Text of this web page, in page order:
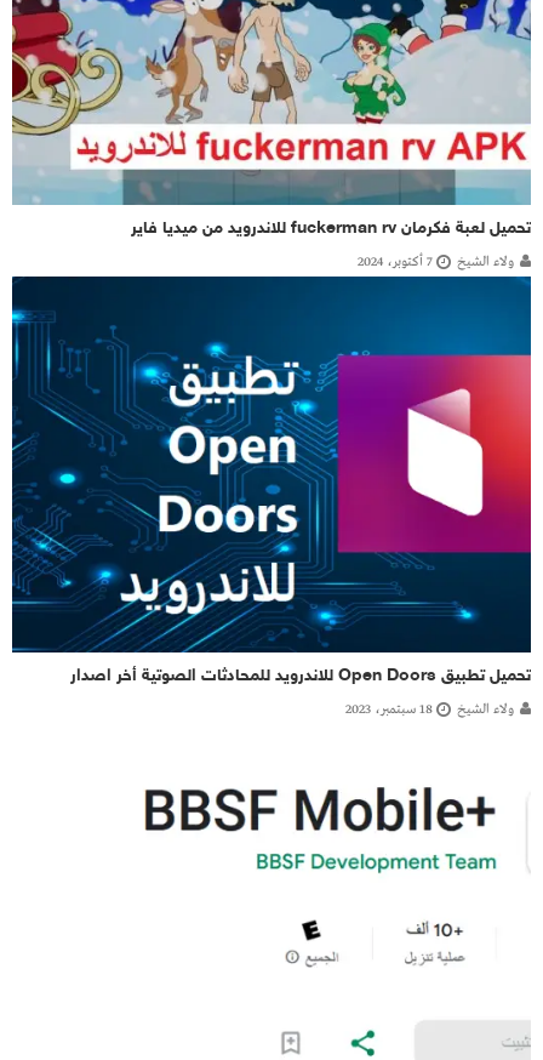
تحميل لعبة فكرمان fuckerman rv للاندرويد من ميديا فاير
ولاء الشيخ 7 أكتوبر، 2024
تحميل تطبيق Open Doors للاندرويد للمحادثات الصوتية أخر اصدار
ولاء الشيخ 18 سبتمبر، 2023